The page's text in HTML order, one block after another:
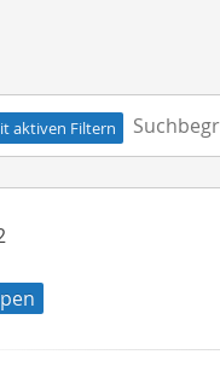
aktiven Filtern
Suchbegriff: